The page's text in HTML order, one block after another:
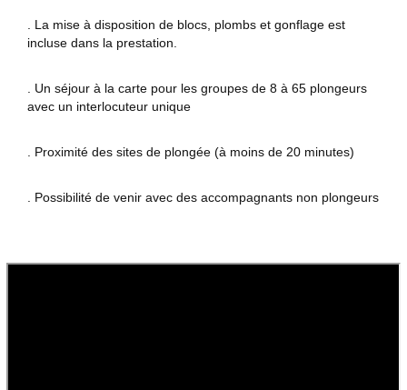
. La mise à disposition de blocs, plombs et gonflage est
incluse dans la prestation.
. Un séjour à la carte pour les groupes de 8 à 65 plongeurs
avec un interlocuteur unique
. Proximité des sites de plongée (à moins de 20 minutes)
. Possibilité de venir avec des accompagnants non plongeurs